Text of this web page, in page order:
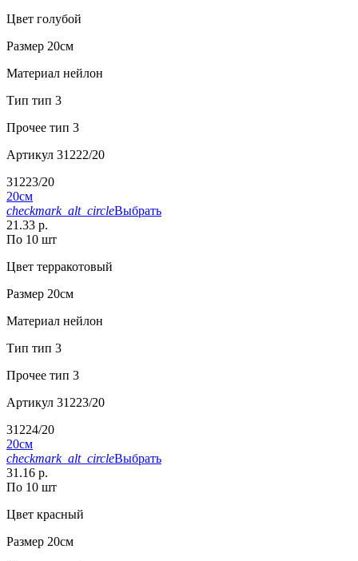
Цвет голубой
Размер 20см
Материал нейлон
Тип тип 3
Прочее тип 3
Артикул 31222/20
31223/20
20см
checkmark_alt_circleВыбрать
21.33 р.
По 10 шт
Цвет терракотовый
Размер 20см
Материал нейлон
Тип тип 3
Прочее тип 3
Артикул 31223/20
31224/20
20см
checkmark_alt_circleВыбрать
31.16 р.
По 10 шт
Цвет красный
Размер 20см